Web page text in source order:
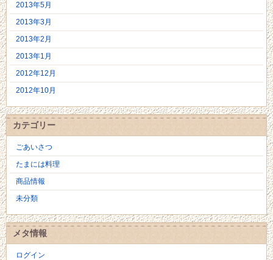
2013年5月
2013年3月
2013年2月
2013年1月
2012年12月
2012年10月
カテゴリー
ごあいさつ
たまには料理
商品情報
未分類
メタ情報
ログイン